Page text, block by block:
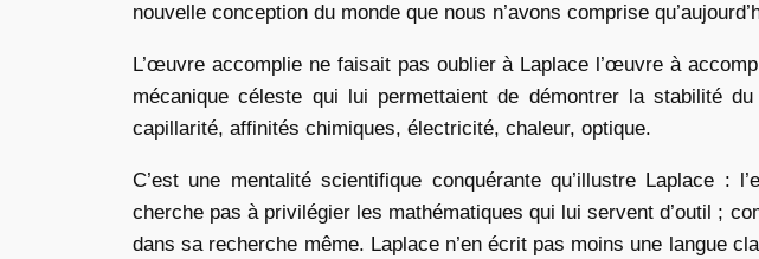
nouvelle conception du monde que nous n’avons comprise
L’œuvre accomplie ne faisait pas oublier à Laplace l’œuvre à
mécanique céleste qui lui permettaient de démontrer la stabilité
capillarité, affinités chimiques, électricité, chaleur, optique.
C’est une mentalité scientifique conquérante qu’illustre Laplace :
cherche pas à privilégier les mathématiques qui lui servent d’outil ;
dans sa recherche même. Laplace n’en écrit pas moins une langue